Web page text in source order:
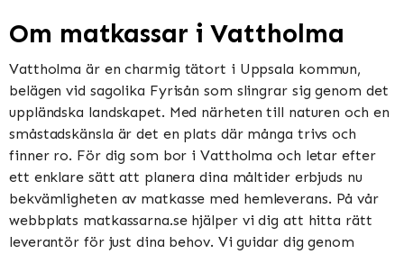
Om matkassar i Vattholma
Vattholma är en charmig tätort i Uppsala kommun,
belägen vid sagolika Fyrisån som slingrar sig genom det
uppländska landskapet. Med närheten till naturen och en
småstadskänsla är det en plats där många trivs och
finner ro. För dig som bor i Vattholma och letar efter
ett enklare sätt att planera dina måltider erbjuds nu
bekvämligheten av matkasse med hemleverans. På vår
webbplats matkassarna.se hjälper vi dig att hitta rätt
leverantör för just dina behov. Vi guidar dig genom